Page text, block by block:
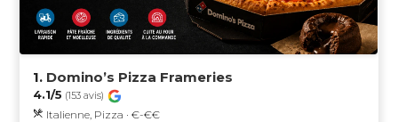
1. Domino’s Pizza Frameries
4.1/5 (153 avis)
Italienne, Pizza · €-€€